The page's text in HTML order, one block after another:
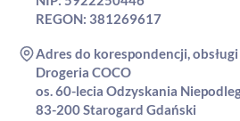
REGON: 381269617
Adres do korespondencji,
Drogeria COCO
os. 60-lecia Odzyskania
83-200 Starogard Gdański